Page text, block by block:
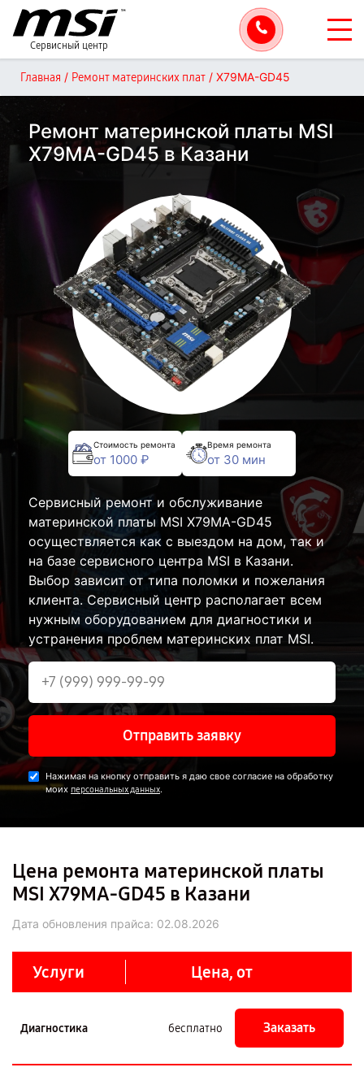
Сервисный центр
Главная / Ремонт материнских плат / X79MA-GD45
Ремонт материнской платы MSI
X79MA-GD45 в Казани
Стоимость ремонта
от 1000 ₽
Время ремонта
от 30 мин
Сервисный ремонт и обслуживание
материнской платы MSI X79MA-GD45
осуществляется как с выездом на дом, так и
на базе сервисного центра MSI в Казани.
Выбор зависит от типа поломки и пожелания
клиента. Сервисный центр располагает всем
нужным оборудованием для диагностики и
устранения проблем материнских плат MSI.
Отправить заявку
Нажимая на кнопку отправить я даю свое согласие на обработку
моих персональных данных.
Цена ремонта материнской платы
MSI X79MA-GD45 в Казани
Дата обновления прайса: 02.08.2026
Услуги Цена, от
Диагностика бесплатно Заказать